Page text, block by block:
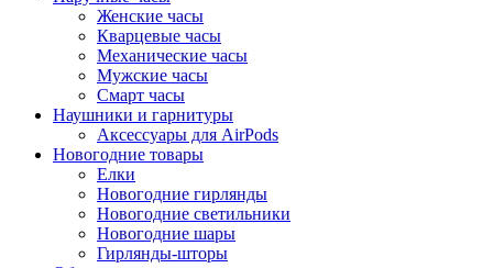
Женские часы
Кварцевые часы
Механические часы
Мужские часы
Смарт часы
Наушники и гарнитуры
Аксессуары для AirPods
Новогодние товары
Елки
Новогодние гирлянды
Новогодние светильники
Новогодние шары
Гирлянды-шторы